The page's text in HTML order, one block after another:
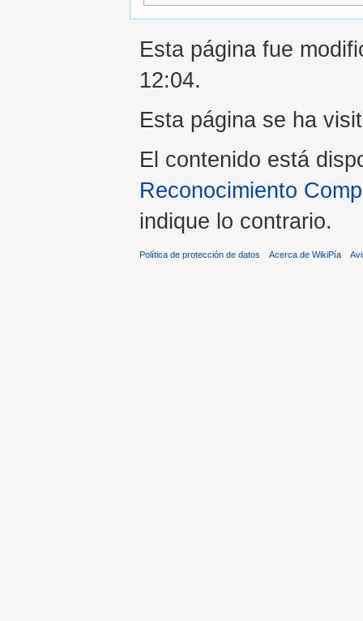
Esta página fue
12:04.
Esta página se ha
El contenido está
Reconocimiento
indique lo contrario.
Política de protección de datos Acerca de WikiPía